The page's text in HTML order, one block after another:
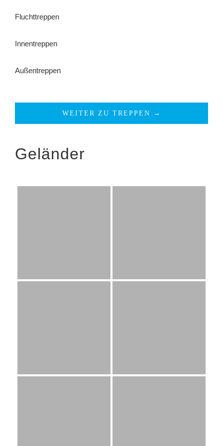
Fluchttreppen
Innentreppen
Außentreppen
WEITER ZU TREPPEN →
Geländer